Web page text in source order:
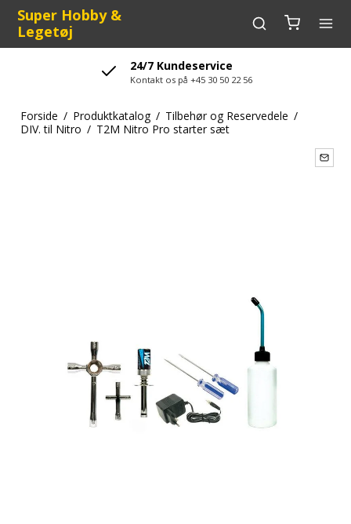
Super Hobby &
Legetøj
24/7 Kundeservice
Kontakt os på +45 30 50 22 56
Forside / Produktkatalog / Tilbehør og Reservedele /
DIV. til Nitro / T2M Nitro Pro starter sæt